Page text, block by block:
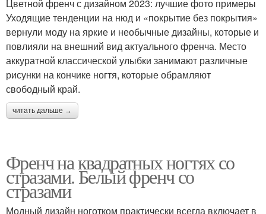
Цветной френч с дизайном 2023: лучшие фото примеры
Уходящие тенденции на нюд и «покрытие без покрытия»
вернули моду на яркие и необычные дизайны, которые и
повлияли на внешний вид актуального френча. Место
аккуратной классической улыбки занимают различные
рисунки на кончике ногтя, которые обрамляют
свободный край.
читать дальше →
Френч на квадратных ногтях со
стразами. Белый френч со
стразами
Модный дизайн ноготком практически всегда включает в